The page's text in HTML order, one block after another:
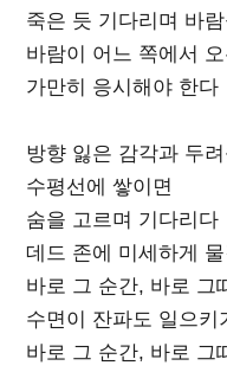
죽은 듯 기다리며 바
바람이 어느 쪽에서 오
가만히 응시해야 한다
방향 잃은 감각과 두려
수평선에 쌓이면
숨을 고르며 기다리다
데드 존에 미세하게
바로 그 순간, 바로 그
수면이 잔파도 일으키
바로 그 순간, 바로 그